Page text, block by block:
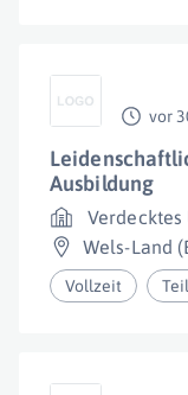
vor
Ausbildung
Wels-Land
Vollzeit